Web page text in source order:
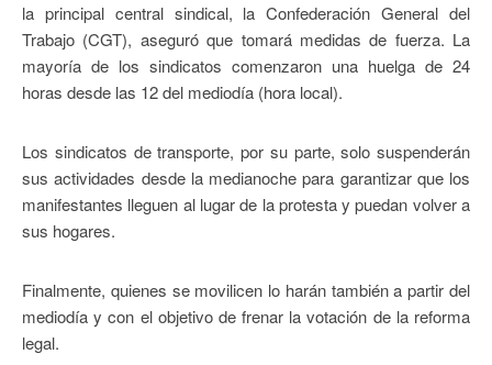
la principal central sindical, la Confederación General del
Trabajo (CGT), aseguró que tomará medidas de fuerza. La
mayoría de los sindicatos comenzaron una huelga de 24
horas desde las 12 del mediodía (hora local).
Los sindicatos de transporte, por su parte, solo suspenderán
sus actividades desde la medianoche para garantizar que los
manifestantes lleguen al lugar de la protesta y puedan volver a
sus hogares.
Finalmente, quienes se movilicen lo harán también a partir del
mediodía y con el objetivo de frenar la votación de la reforma
legal.